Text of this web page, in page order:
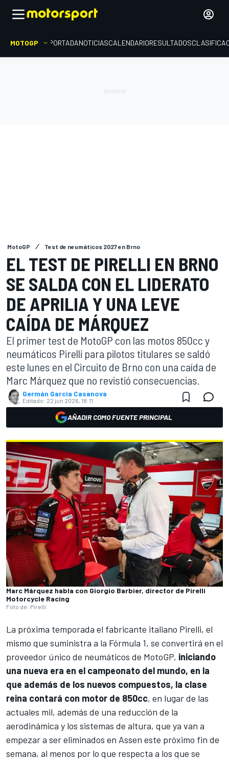
MOTOGP PORTADANOTICIASCALENDARIORESULTADOS
MotoGP Test de neumáticos 2027 en Brno
EL TEST DE PIRELLI EN BRNO
SE SALDA CON EL LIDERATO
DE APRILIA Y UNA LEVE
CAÍDA DE MÁRQUEZ
El primer test de MotoGP con las motos 850cc y
neumáticos Pirelli para pilotos titulares se saldó
este lunes en el Circuito de Brno con una caída de
Marc Márquez que no revistió consecuencias.
Germán Garcia Casanova
Editado: 22 jun 2026, 18:11
AÑADIR COMO FUENTE PRINCIPAL
Marc Márquez habla con Giorgio Barbier, director de Pirelli
Motorcycle Racing
Foto de: Pirelli
La próxima temporada el fabricante italiano Pirelli, el
mismo que suministra a la Fórmula 1, se convertirá en el
proveedor único de neumáticos de MotoGP, iniciando
una nueva era en el campeonato del mundo, en la
que además de los nuevos compuestos, la clase
reina contará con motor de 850cc, en lugar de las
actuales mil, además de una reducción de la
aerodinámica y los sistemas de altura, que ya van a
empezar a ser eliminados en Assen este próximo fin de
semana, al menos por lo que respecta a los que se